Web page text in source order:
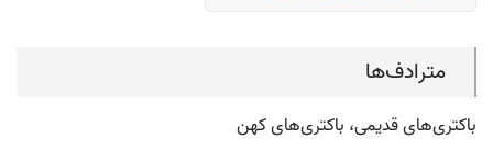
مترادف‌ها
باکتری‌های قدیمی، باکتری‌های کهن